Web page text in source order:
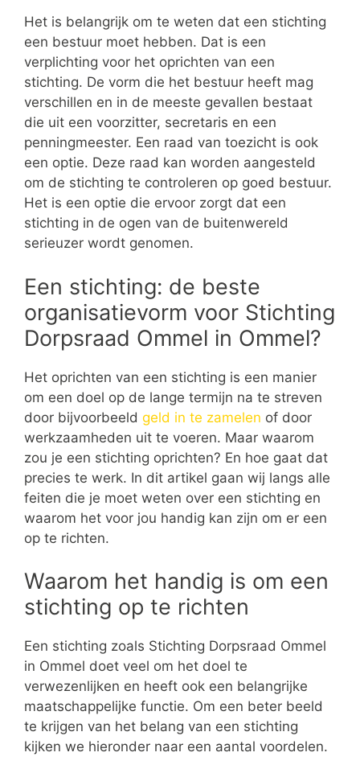
Het is belangrijk om te weten dat een stichting
een bestuur moet hebben. Dat is een
verplichting voor het oprichten van een
stichting. De vorm die het bestuur heeft mag
verschillen en in de meeste gevallen bestaat
die uit een voorzitter, secretaris en een
penningmeester. Een raad van toezicht is ook
een optie. Deze raad kan worden aangesteld
om de stichting te controleren op goed bestuur.
Het is een optie die ervoor zorgt dat een
stichting in de ogen van de buitenwereld
serieuzer wordt genomen.
Een stichting: de beste
organisatievorm voor Stichting
Dorpsraad Ommel in Ommel?
Het oprichten van een stichting is een manier
om een doel op de lange termijn na te streven
door bijvoorbeeld geld in te zamelen of door
werkzaamheden uit te voeren. Maar waarom
zou je een stichting oprichten? En hoe gaat dat
precies te werk. In dit artikel gaan wij langs alle
feiten die je moet weten over een stichting en
waarom het voor jou handig kan zijn om er een
op te richten.
Waarom het handig is om een
stichting op te richten
Een stichting zoals Stichting Dorpsraad Ommel
in Ommel doet veel om het doel te
verwezenlijken en heeft ook een belangrijke
maatschappelijke functie. Om een beter beeld
te krijgen van het belang van een stichting
kijken we hieronder naar een aantal voordelen.